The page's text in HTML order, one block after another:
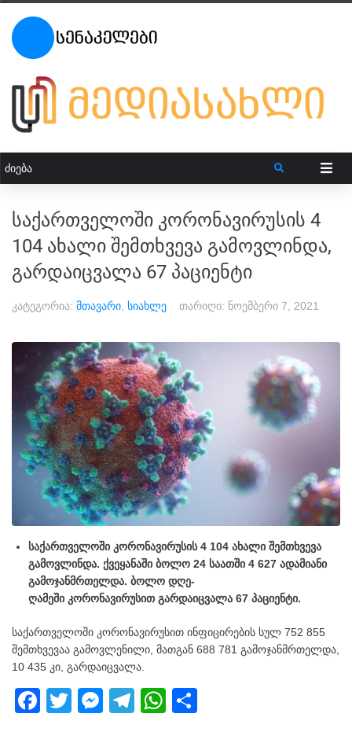
საქართველოში კორონავირუსის 4
104 ახალი შემთხვევა გამოვლინდა,
გარდაიცვალა 67 პაციენტი
კატეგორია: მთავარი სიახლე თარიღი: ნოემბერი 7, 2021
საქართველოში კორონავირუსის 4 104 ახალი შემთხვევა
გამოვლინდა. ქვეყანაში ბოლო 24 საათში 4 627 ადამიანი
გამოჯანმრთელდა. ბოლო დღე-
ღამეში კორონავირუსით გარდაიცვალა 67 პაციენტი.
საქართველოში კორონავირუსით ინფიცირების სულ 752 855
შემთხვევაა გამოვლენილი, მათგან 688 781 გამოჯანმრთელდა,
10 435 კი, გარდაიცვალა.
F
T
M
T
W